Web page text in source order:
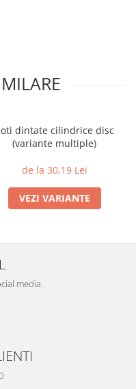
dintate cilindrice disc
(variante multiple)
de la 30,19 Lei
VEZI VARIANTE
media